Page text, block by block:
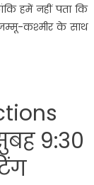
हमें नहीं पता कि
कश्मीर के साथ
9:30